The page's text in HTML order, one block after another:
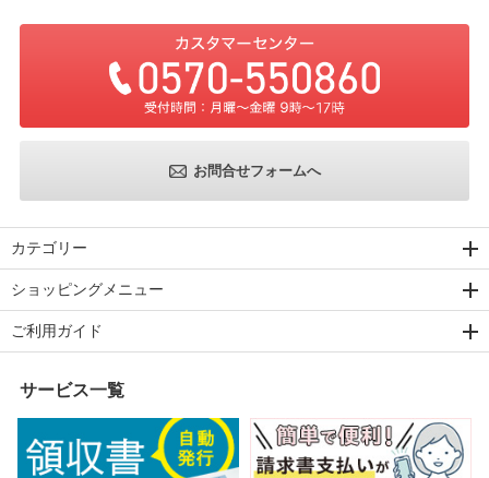
お問合せフォームへ
カテゴリー
ショッピングメニュー
ご利用ガイド
サービス一覧